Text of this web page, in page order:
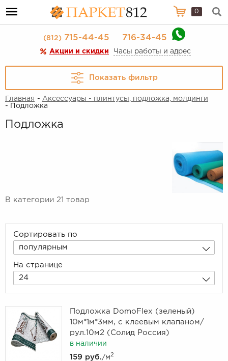
0
(812)715-44-45 716-34-45
Акции и скидки Часы работы и адрес
Показать фильтр
Главная - Аксессуары - плинтусы, подложка, молдинги
- Подложка
Подложка
В категории 21 товар
Сортировать по
популярным
На странице
24
Подложка DomoFlex (зеленый)
10м*1м*3мм, с клеевым клапаном/
рул.10м2 (Солид Россия)
в наличии
159 руб./м2